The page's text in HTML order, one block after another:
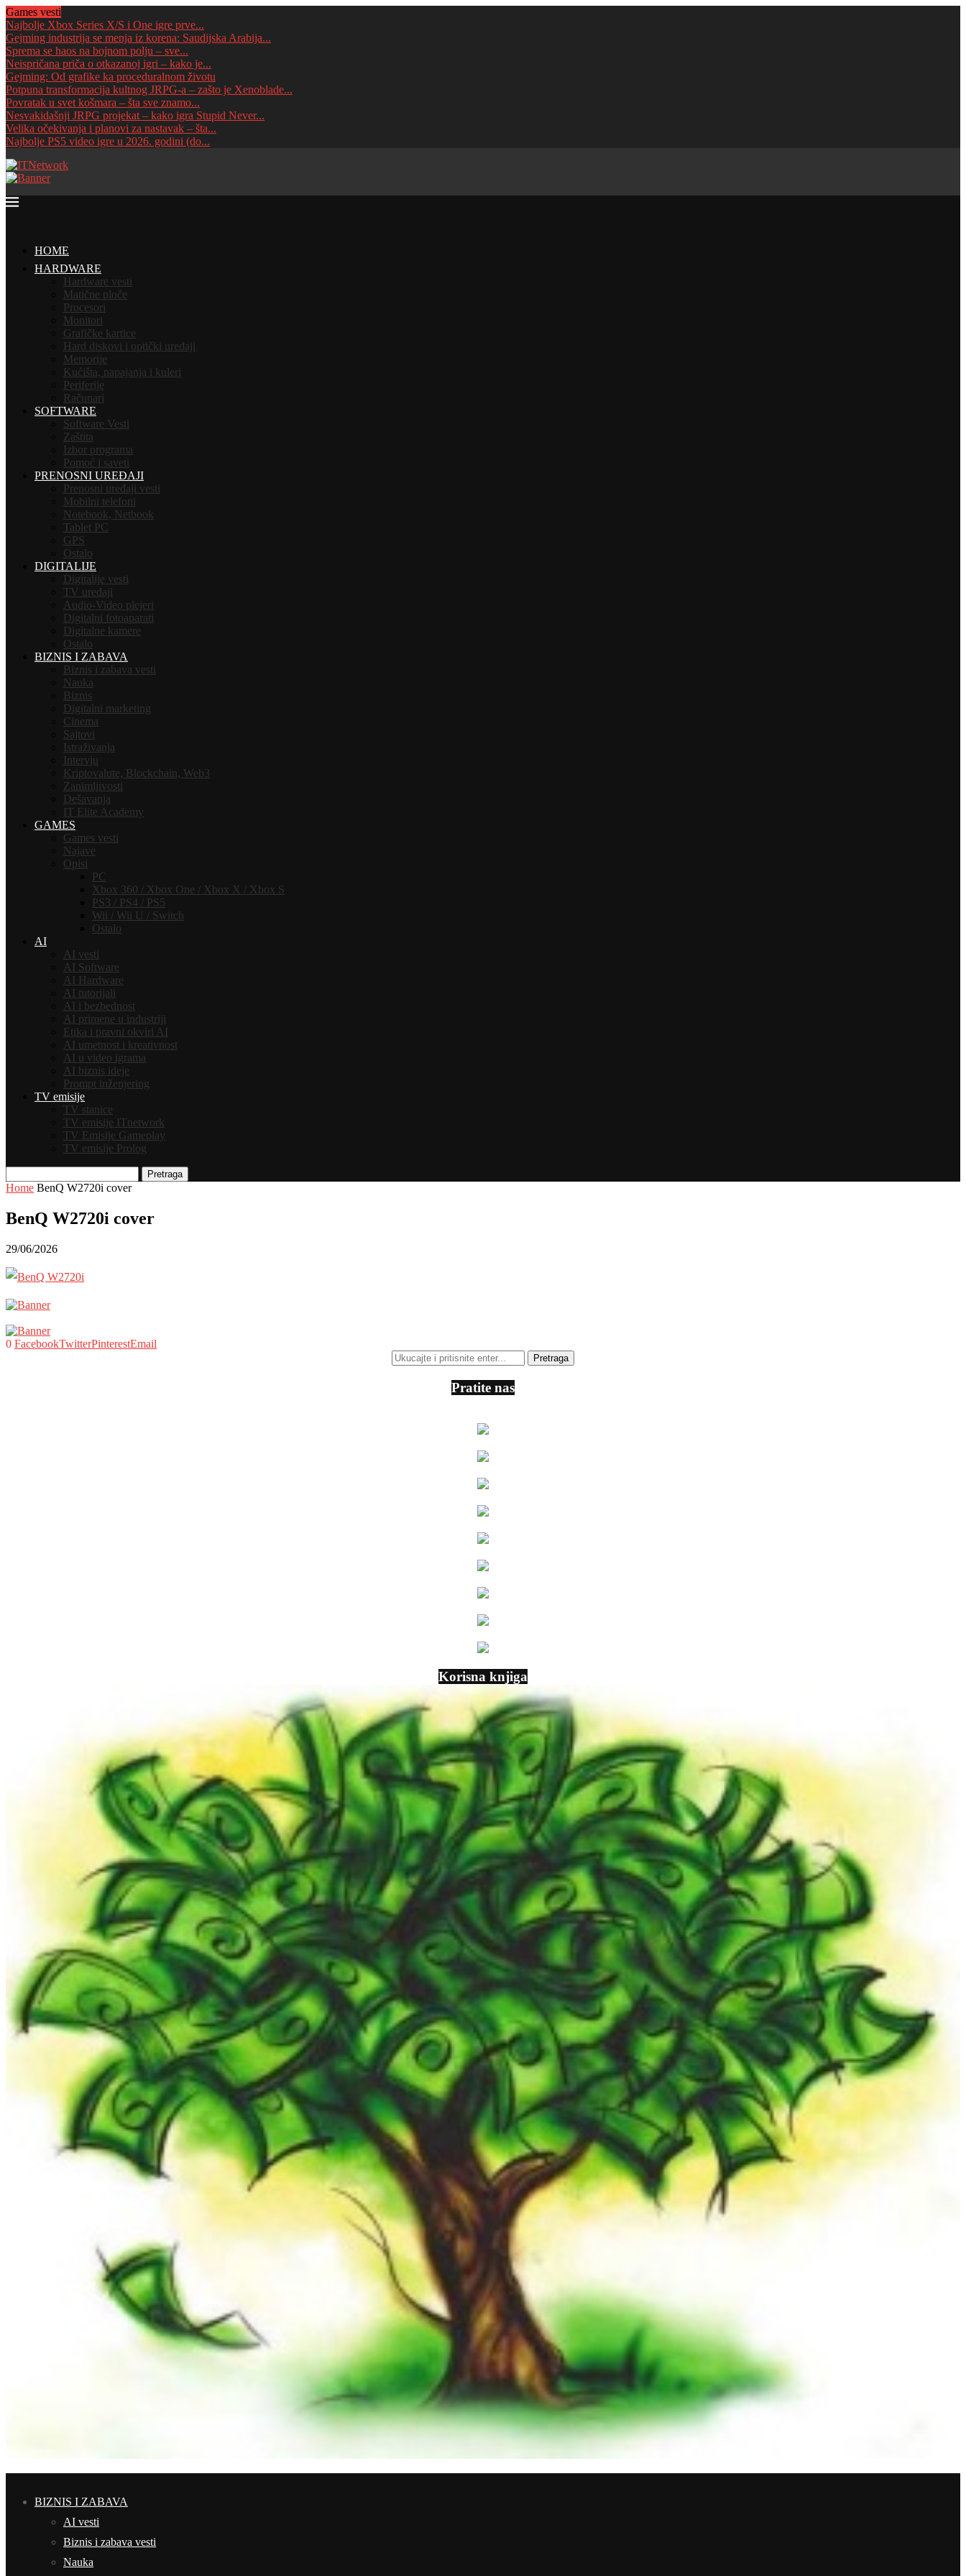
Games vesti
Najbolje Xbox Series X/S i One igre prve...
Gejming industrija se menja iz korena: Saudijska Arabija...
Sprema se haos na bojnom polju – sve...
Neispričana priča o otkazanoj igri – kako je...
Gejming: Od grafike ka proceduralnom životu
Potpuna transformacija kultnog JRPG-a – zašto je Xenoblade...
Povratak u svet košmara – šta sve znamo...
Nesvakidašnji JRPG projekat – kako igra Stupid Never...
Velika očekivanja i planovi za nastavak – šta...
Najbolje PS5 video igre u 2026. godini (do...
HOME
HARDWARE
Hardware vesti
Matične ploče
Procesori
Monitori
Grafičke kartice
Hard diskovi i optički uređaji
Memorije
Kućišta, napajanja i kuleri
Periferije
Računari
SOFTWARE
Software Vesti
Zaštita
Izbor programa
Pomoć i saveti
PRENOSNI UREĐAJI
Prenosni uređaji vesti
Mobilni telefoni
Notebook, Netbook
Tablet PC
GPS
Ostalo
DIGITALIJE
Digitalije vesti
TV uređaji
Audio-Video plejeri
Digitalni fotoaparati
Digitalne kamere
Ostalo
BIZNIS I ZABAVA
Biznis i zabava vesti
Nauka
Biznis
Digitalni marketing
Cinema
Sajtovi
Istraživanja
Intervju
Kriptovalute, Blockchain, Web3
Zanimljivosti
Dešavanja
IT Elite Academy
GAMES
Games vesti
Najave
Opisi
PC
Xbox 360 / Xbox One / Xbox X / Xbox S
PS3 / PS4 / PS5
Wii / Wii U / Switch
Ostalo
AI
AI vesti
AI Software
AI Hardware
AI tutorijali
AI i bezbednost
AI primene u industriji
Etika i pravni okviri AI
AI umetnost i kreativnost
AI u video igrama
AI biznis ideje
Prompt inženjering
TV emisije
TV stanice
TV emisije ITnetwork
TV Emisije Gameplay
TV emisije Prolog
Pretraga
Home BenQ W2720i cover
BenQ W2720i cover
29/06/2026
0 FacebookTwitterPinterestEmail
Pratite nas
Korisna knjiga
BIZNIS I ZABAVA
AI vesti
Biznis i zabava vesti
Nauka